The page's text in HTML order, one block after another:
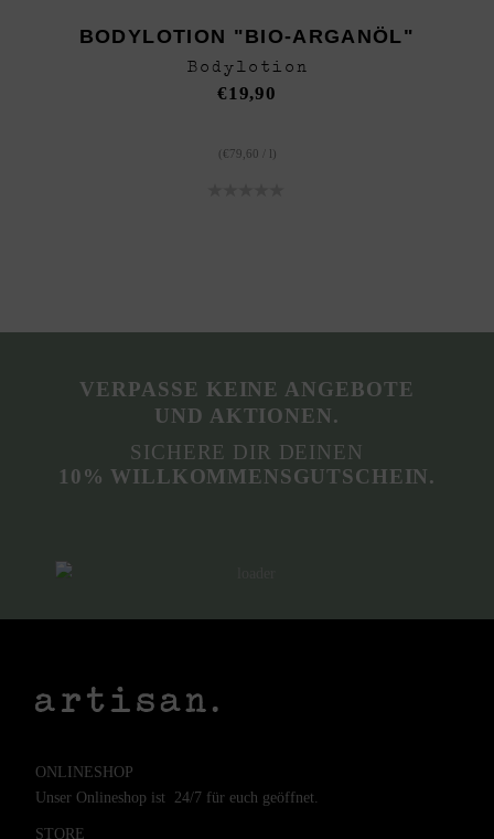
BODYLOTION "BIO-ARGANÖL"
Bodylotion
€19,90
( €79,60 )
VERPASSE KEINE ANGEBOTE
UND AKTIONEN.
SICHERE DIR DEINEN
10% WILLKOMMENSGUTSCHEIN.
ONLINESHOP
Unser Onlineshop ist 24/7 für euch geöffnet.
STORE